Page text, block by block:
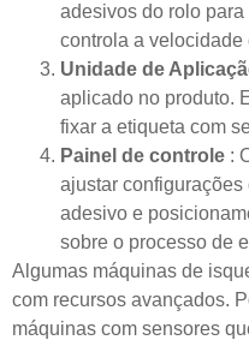
adesivos do rolo
controla a
Unidade de
aplicado no produto.
fixar a etiqueta com
Painel de controle :
ajustar
adesivo e
sobre o processo de
Algumas máquinas de
com recursos avançados.
máquinas com sensores